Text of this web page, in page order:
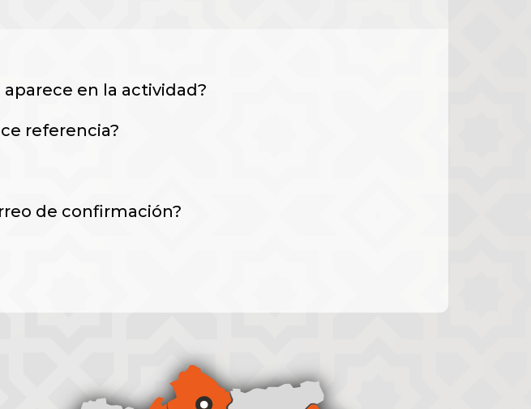
en la actividad?
referencia?
de confirmación?